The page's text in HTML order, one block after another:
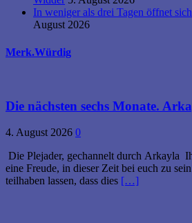
In weniger als drei Tagen öffnet
August 2026
Merk.Würdig
Die nächsten sechs Monate.
4. August 2026 0
Die Plejader, gechannelt durch Arkayla
eine Freude, in dieser Zeit bei euch zu
teilhaben lassen, dass dies […]